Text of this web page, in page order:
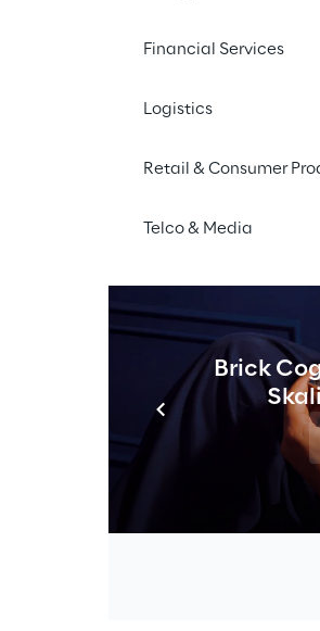
Financial Services
Logistics
Retail & Consumer
Telco & Media
Brick
von Kunden vorweisen
Competency